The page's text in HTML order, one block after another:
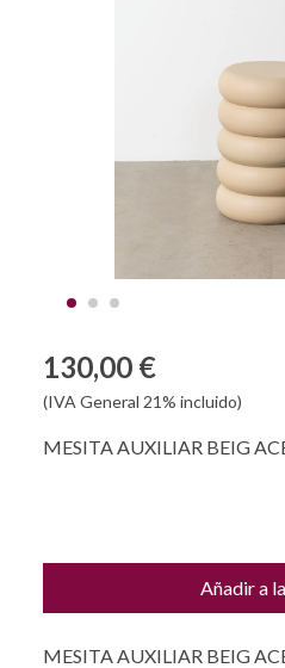
130,00 €
(IVA General 21% incluido)
MESITA AUXILIAR BEIG
Añadir a
MESITA AUXILIAR BEIG